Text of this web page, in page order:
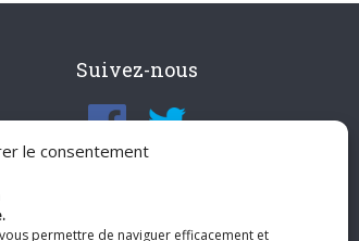
le consentement
permettre de naviguer efficacement et
Suivez-nous